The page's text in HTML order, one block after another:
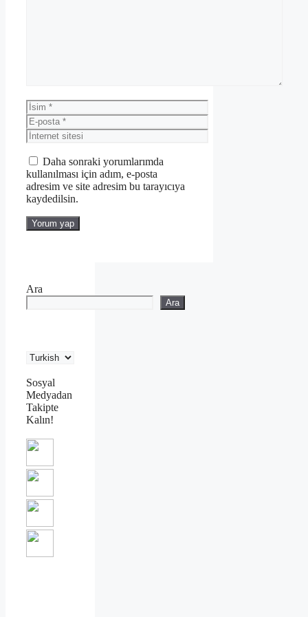
İsim
E-
posta
İnternet
sitesi
Daha sonraki yorumlarımda
kullanılması için adım, e-posta
adresim ve site adresim bu tarayıcıya
kaydedilsin.
Ara
Ara
Sosyal
Medyadan
Takipte
Kalın!